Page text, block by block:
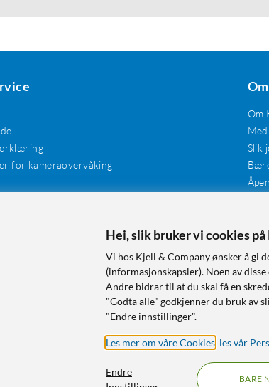
for kameraovervåking
Om
Slik
Hei, slik bruker vi cookies
Vi hos Kjell & Company ønsker å gi
(informasjonskapsler). Noen av
Andre bidrar til at du skal få en
"Godta alle" godkjenner du bruk av
"Endre innstillinger".
Les mer om våre Cookies les vår
Endre
BARE